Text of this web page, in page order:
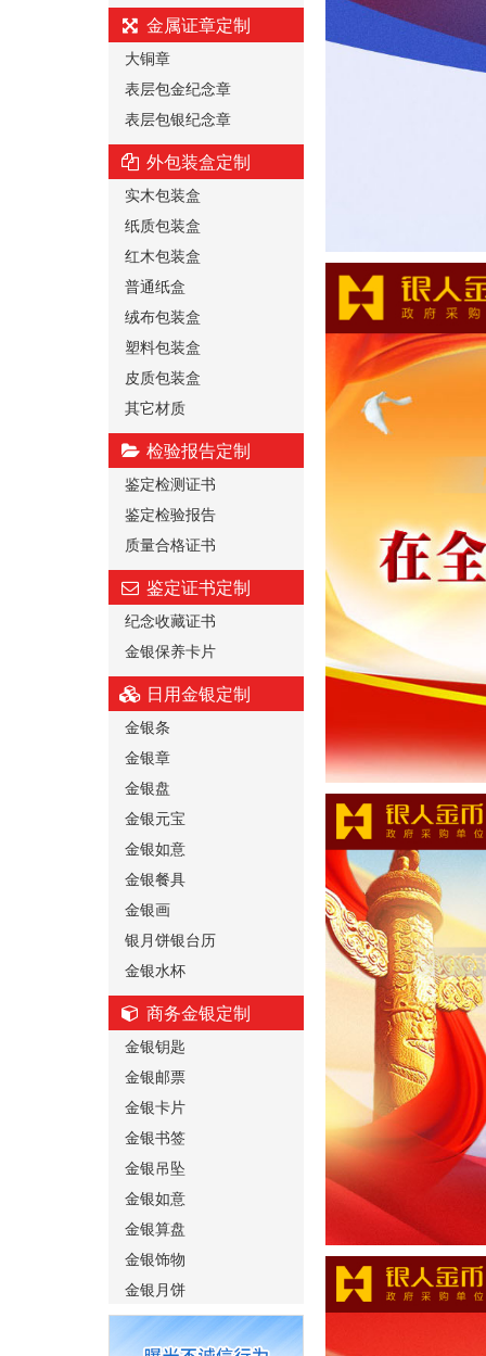
金属证章定制
大铜章
表层包金纪念章
表层包银纪念章
外包装盒定制
实木包装盒
纸质包装盒
红木包装盒
普通纸盒
绒布包装盒
塑料包装盒
皮质包装盒
其它材质
检验报告定制
鉴定检测证书
鉴定检验报告
质量合格证书
鉴定证书定制
纪念收藏证书
金银保养卡片
日用金银定制
金银条
金银章
金银盘
金银元宝
金银如意
金银餐具
金银画
银月饼银台历
金银水杯
商务金银定制
金银钥匙
金银邮票
金银卡片
金银书签
金银吊坠
金银如意
金银算盘
金银饰物
金银月饼